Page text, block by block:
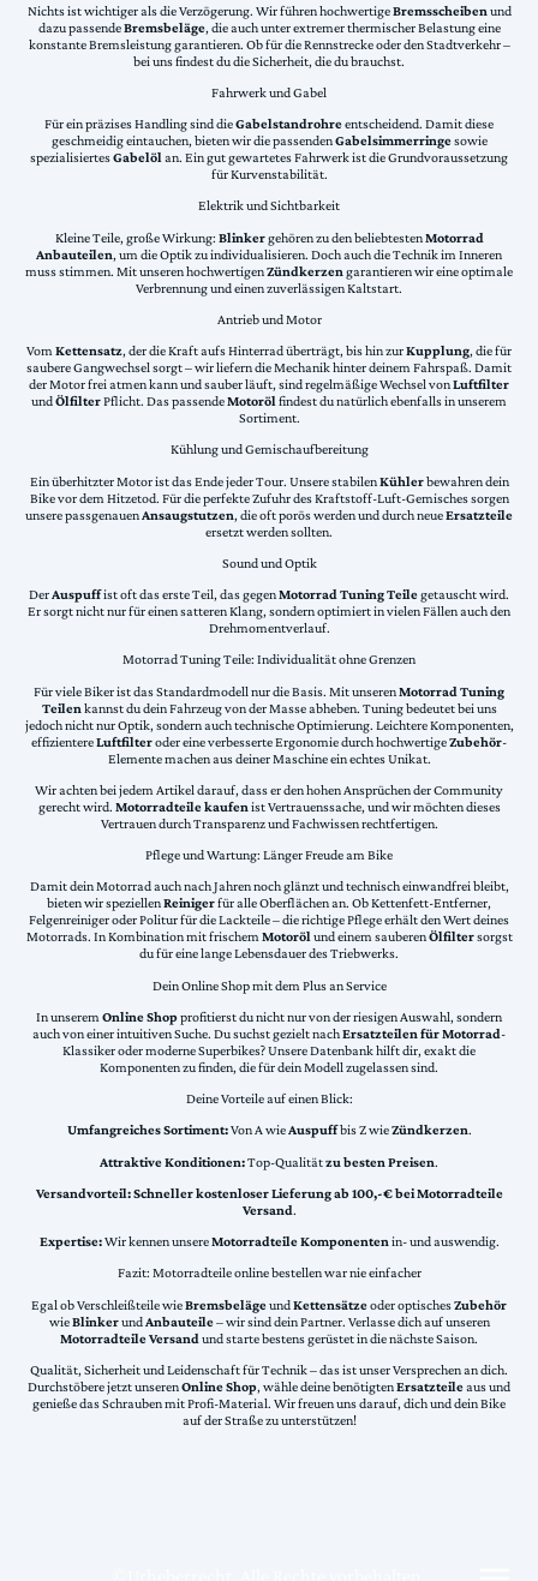
Nichts ist wichtiger als die Verzögerung. Wir führen hochwertigeBremsscheiben und
dazu passendeBremsbeläge, die auch unter extremer thermischer Belastung eine
konstante Bremsleistung garantieren. Ob für die Rennstrecke oder den Stadtverkehr –
bei uns findest du die Sicherheit, die du brauchst.
Fahrwerk und Gabel
Für ein präzises Handling sind dieGabelstandrohreentscheidend. Damit diese
geschmeidig eintauchen, bieten wir die passendenGabelsimmerringesowie
spezialisiertesGabelölan. Ein gut gewartetes Fahrwerk ist die Grundvoraussetzung
für Kurvenstabilität.
Elektrik und Sichtbarkeit
Kleine Teile, große Wirkung: Blinkergehören zu den beliebtestenMotorrad
Anbauteilen, um die Optik zu individualisieren. Doch auch die Technik im Inneren
muss stimmen. Mit unseren hochwertigenZündkerzen garantieren wir eine optimale
Verbrennung und einen zuverlässigen Kaltstart.
Antrieb und Motor
VomKettensatz, der die Kraft aufs Hinterrad überträgt, bis hin zurKupplung, die für
saubere Gangwechsel sorgt – wir liefern die Mechanik hinter deinem Fahrspaß. Damit
der Motor frei atmen kann und sauber läuft, sind regelmäßige Wechsel vonLuftfilter
undÖlfilterPflicht. Das passendeMotorölfindest du natürlich ebenfalls in unserem
Sortiment.
Kühlung und Gemischaufbereitung
Ein überhitzter Motor ist das Ende jeder Tour. Unsere stabilenKühlerbewahren dein
Bike vor dem Hitzetod. Für die perfekte Zufuhr des Kraftstoff-Luft-Gemisches sorgen
unsere passgenauenAnsaugstutzen, die oft porös werden und durch neueErsatzteile
ersetzt werden sollten.
Sound und Optik
DerAuspuffist oft das erste Teil, das gegenMotorrad Tuning Teilegetauscht wird.
Er sorgt nicht nur für einen satteren Klang, sondern optimiert in vielen Fällen auch den
Drehmomentverlauf.
Motorrad Tuning Teile: Individualität ohne Grenzen
Für viele Biker ist das Standardmodell nur die Basis. Mit unserenMotorrad Tuning
Teilen kannst du dein Fahrzeug von der Masse abheben. Tuning bedeutet bei uns
jedoch nicht nur Optik, sondern auch technische Optimierung. Leichtere Komponenten,
effizientereLuftfilteroder eine verbesserte Ergonomie durch hochwertigeZubehör-
Elemente machen aus deiner Maschine ein echtes Unikat.
Wir achten bei jedem Artikel darauf, dass er den hohen Ansprüchen der Community
gerecht wird. Motorradteile kaufen ist Vertrauenssache, und wir möchten dieses
Vertrauen durch Transparenz und Fachwissen rechtfertigen.
Pflege und Wartung: Länger Freude am Bike
Damit dein Motorrad auch nach Jahren noch glänzt und technisch einwandfrei bleibt,
bieten wir speziellenReinigerfür alle Oberflächen an. Ob Kettenfett-Entferner,
Felgenreiniger oder Politur für die Lackteile – die richtige Pflege erhält den Wert deines
Motorrads. In Kombination mit frischemMotorölund einem sauberenÖlfiltersorgst
du für eine lange Lebensdauer des Triebwerks.
Dein Online Shop mit dem Plus an Service
In unserem Online Shopprofitierst du nicht nur von der riesigen Auswahl, sondern
auch von einer intuitiven Suche. Du suchst gezielt nachErsatzteilen für Motorrad-
Klassiker oder moderne Superbikes? Unsere Datenbank hilft dir, exakt die
Komponenten zu finden, die für dein Modell zugelassen sind.
Deine Vorteile auf einen Blick:
Umfangreiches Sortiment:Von A wieAuspuffbis Z wieZündkerzen.
Attraktive Konditionen:Top-Qualitätzu besten Preisen.
Versandvorteil:Schneller kostenloser Lieferung ab 100,-€ bei Motorradteile
Versand.
Expertise:Wir kennen unsereMotorradteile Komponentenin- und auswendig.
Fazit: Motorradteile online bestellen war nie einfacher
Egal ob Verschleißteile wieBremsbelägeundKettensätzeoder optischesZubehör
wieBlinkerundAnbauteile– wir sind dein Partner. Verlasse dich auf unseren
Motorradteile Versand und starte bestens gerüstet in die nächste Saison.
Qualität, Sicherheit und Leidenschaft für Technik – das ist unser Versprechen an dich.
Durchstöbere jetzt unserenOnline Shop, wähle deine benötigtenErsatzteileaus und
genieße das Schrauben mit Profi-Material. Wir freuen uns darauf, dich und dein Bike
auf der Straße zu unterstützen!